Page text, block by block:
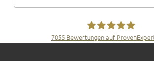
7055 Bewertungen auf